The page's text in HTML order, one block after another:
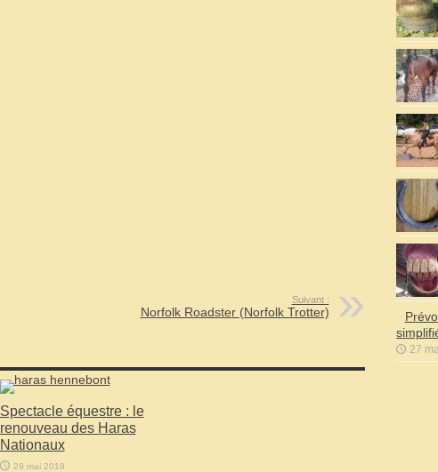
Suivant :
Norfolk Roadster (Norfolk Trotter)
Spectacle équestre : le
renouveau des Haras
Nationaux
29 mai 2019
27